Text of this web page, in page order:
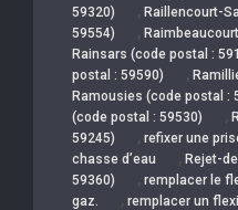
59320)
, Raillencourt-
59554)
,
Rainsars (code postal :
postal : 59590)
,
Ramousies (code postal :
(code postal : 59530)
,
59245)
, refixer une
chasse d’eau
, Rejet-
59360)
, remplacer le
gaz.
, remplacer un